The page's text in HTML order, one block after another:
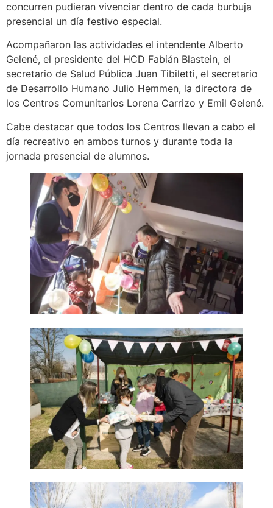
concurren pudieran vivenciar dentro de cada burbuja
presencial un día festivo especial.
Acompañaron las actividades el intendente Alberto
Gelené, el presidente del HCD Fabián Blastein, el
secretario de Salud Pública Juan Tibiletti, el secretario
de Desarrollo Humano Julio Hemmen, la directora de
los Centros Comunitarios Lorena Carrizo y Emil Gelené.
Cabe destacar que todos los Centros llevan a cabo el
día recreativo en ambos turnos y durante toda la
jornada presencial de alumnos.